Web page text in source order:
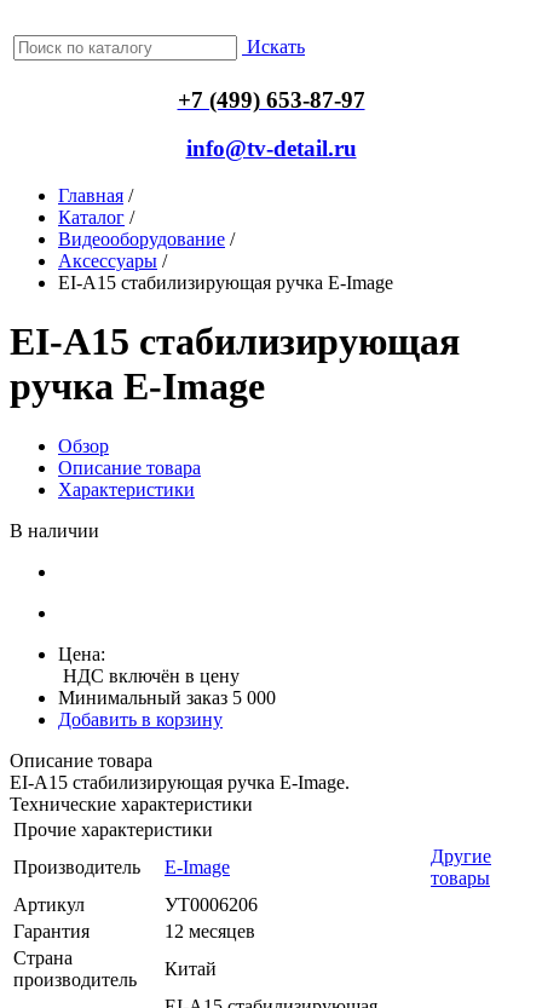
Искать
+7 (499) 653-87-97
info@tv-detail.ru
Главная /
Каталог /
Видеооборудование /
Аксессуары /
EI-A15 стабилизирующая ручка E-Image
EI-A15 стабилизирующая
ручка E-Image
Обзор
Описание товара
Характеристики
В наличии
Цена:
НДС включён в цену
Минимальный заказ 5 000
Добавить в корзину
Описание товара
EI-A15 стабилизирующая ручка E-Image.
Технические характеристики
Прочие характеристики
Производитель
E-Image
Другие
товары
Артикул
УТ0006206
Гарантия
12 месяцев
Страна
производитель
Китай